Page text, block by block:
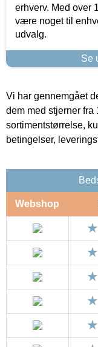
erhverv. Med over
være noget til
udvalg.
Se
Vi har gennemgået
dem med stjerner fra
sortimentstørrelse,
betingelser,
Webshop